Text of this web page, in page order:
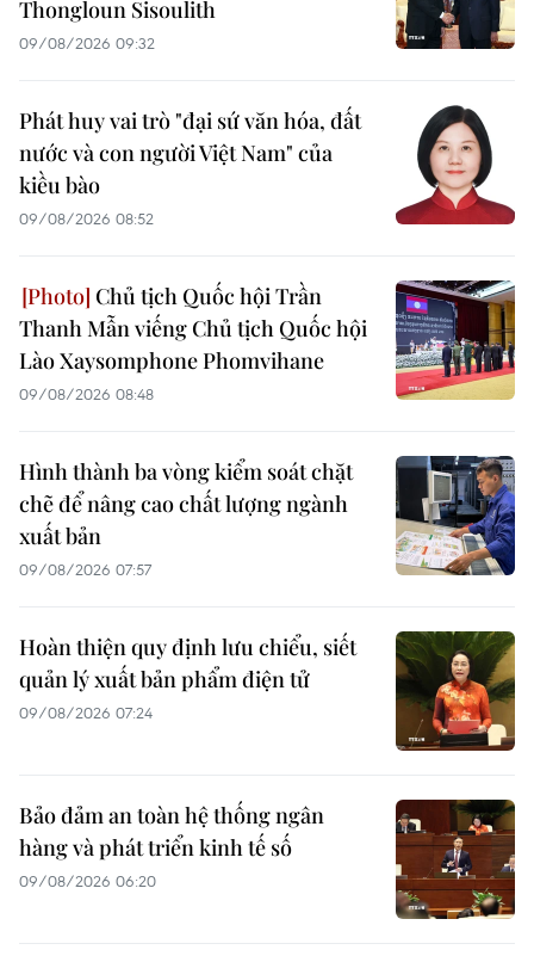
Thongloun Sisoulith
09/08/2026 09:32
Phát huy vai trò "đại sứ văn hóa, đất
nước và con người Việt Nam" của
kiều bào
09/08/2026 08:52
Chủ tịch Quốc hội Trần
Thanh Mẫn viếng Chủ tịch Quốc hội
Lào Xaysomphone Phomvihane
09/08/2026 08:48
Hình thành ba vòng kiểm soát chặt
chẽ để nâng cao chất lượng ngành
xuất bản
09/08/2026 07:57
Hoàn thiện quy định lưu chiểu, siết
quản lý xuất bản phẩm điện tử
09/08/2026 07:24
Bảo đảm an toàn hệ thống ngân
hàng và phát triển kinh tế số
09/08/2026 06:20